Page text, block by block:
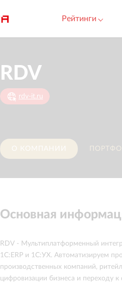
Рейтинги
RDV
rdv-it.ru
О КОМПАНИИ
Основная
RDV - Мультиплатформенный
1С:ERP и 1С:УХ. Автоматизируем
производственных компаний,
цифровизации бизнеса и переходу